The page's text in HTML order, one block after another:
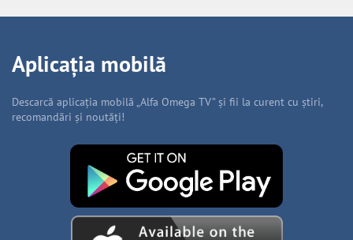
Aplicația mobilă
Descarcă aplicația mobilă „Alfa Omega TV” și fii la curent cu știri,
recomandări și noutăți!